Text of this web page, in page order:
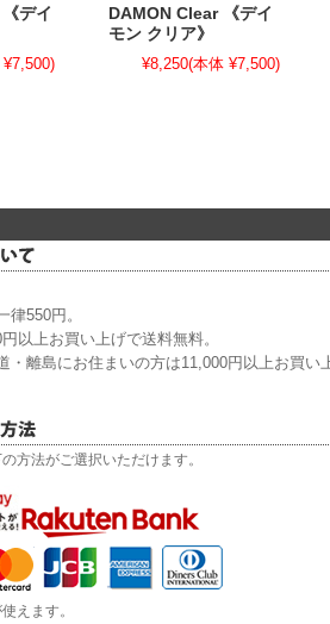
デイ
DAMON Clear 《デイ
モン クリア》
¥8,250(本体 ¥7,500)
律550円。
以上お買い上げで送料無料。
・離島にお住まいの方は11,000円以上お買い
方法がご選択いただけます。
えます。